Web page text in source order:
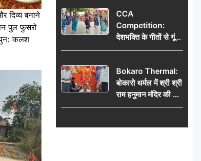
दिव्य बनाने
पुल फुसरो
पुन: कलश
और पूजा का समय
CCA
Competition:
देशभक्ति के गीतों से गूंजा
डीएवी कथारा, लोक
बांधा समां
Bokaro Thermal:
बोकारो थर्मल में श्री श्री
राम हनुमान मंदिर की नई
कमेटी गठित, बाबूलाल